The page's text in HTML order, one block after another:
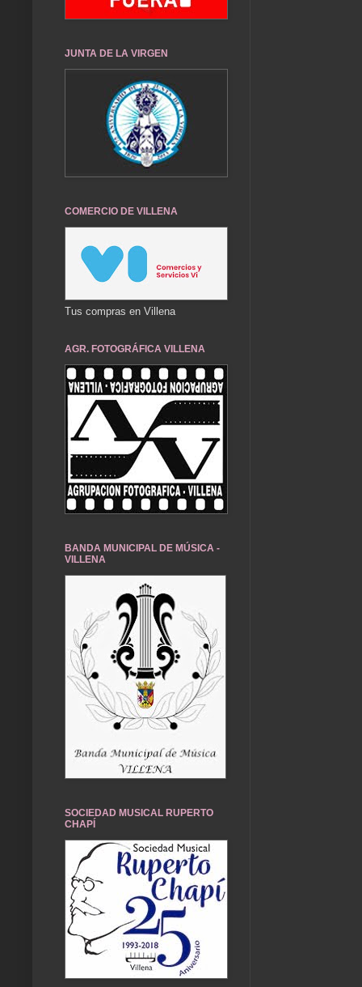
JUNTA DE LA VIRGEN
COMERCIO DE VILLENA
Tus compras en Villena
AGR. FOTOGRÁFICA VILLENA
BANDA MUNICIPAL DE MÚSICA -
VILLENA
SOCIEDAD MUSICAL RUPERTO
CHAPÍ